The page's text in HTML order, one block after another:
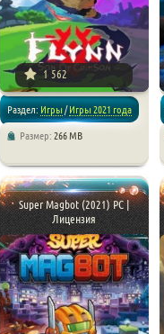
1 562
Раздел: Игры/Игры 2021 года
Размер: 266 MB
Super Magbot (2021) PC |
Лицензия